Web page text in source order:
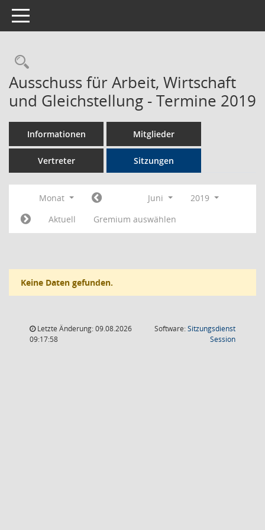
Toggle navigation
Rechercheauswahl
Ausschuss für Arbeit, Wirtschaft
und Gleichstellung - Termine 2019
Informationen Mitglieder
Vertreter Sitzungen
Monat Juni
2019
Aktuell
Gremium auswählen
Keine Daten gefunden.
Letzte Änderung: 09.08.2026
09:17:58
Software:Sitzungsdienst
Session(Wird in